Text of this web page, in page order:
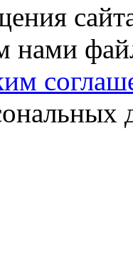
нами